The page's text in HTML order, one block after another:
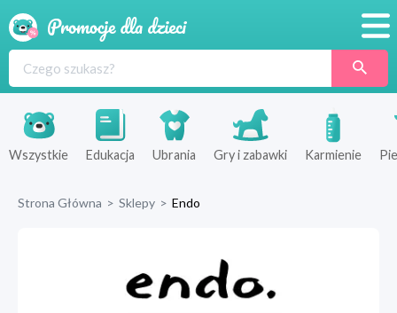
Produkty
Sklepy
Wszystkie Edukacja Ubrania Gry i zabawki Karmienie
Strona Główna > Sklepy > Endo